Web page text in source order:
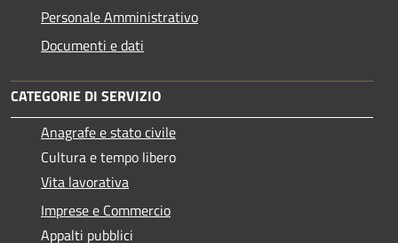
Personale Amministrativo
Documenti e dati
CATEGORIE DI SERVIZIO
Anagrafe e stato civile
Cultura e tempo libero
Vita lavorativa
Imprese e Commercio
Appalti pubblici